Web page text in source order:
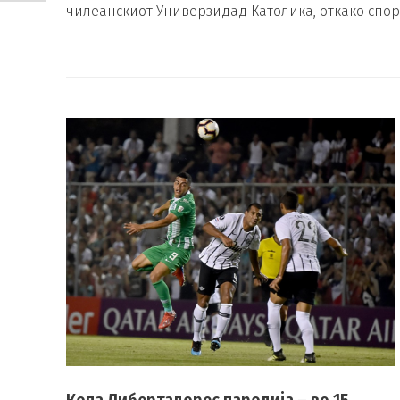
чилеанскиот Универзидад Католика, откако